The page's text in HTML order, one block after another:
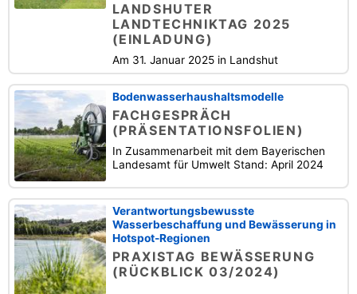
LANDSHUTER
LANDTECHNIKTAG 2025
(EINLADUNG)
Am 31. Januar 2025 in Landshut
Bodenwasserhaushaltsmodelle
FACHGESPRÄCH
(PRÄSENTATIONSFOLIEN)
In Zusammenarbeit mit dem Bayerischen
Landesamt für Umwelt Stand: April 2024
Verantwortungsbewusste
Wasserbeschaffung und Bewässerung in
Hotspot-Regionen
PRAXISTAG BEWÄSSERUNG
(RÜCKBLICK 03/2024)